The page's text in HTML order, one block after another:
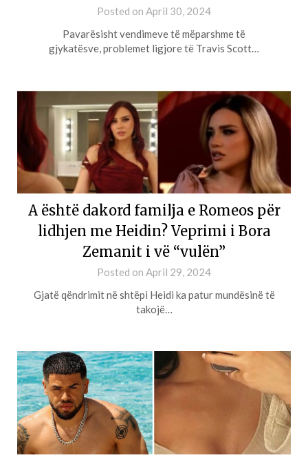
Posted on April 30, 2024
Pavarësisht vendimeve të mëparshme të
gjykatësve, problemet ligjore të Travis Scott…
A është dakord familja e Romeos për
lidhjen me Heidin? Veprimi i Bora
Zemanit i vë “vulën”
Posted on April 29, 2024
Gjatë qëndrimit në shtëpi Heidi ka patur mundësinë të
takojë…